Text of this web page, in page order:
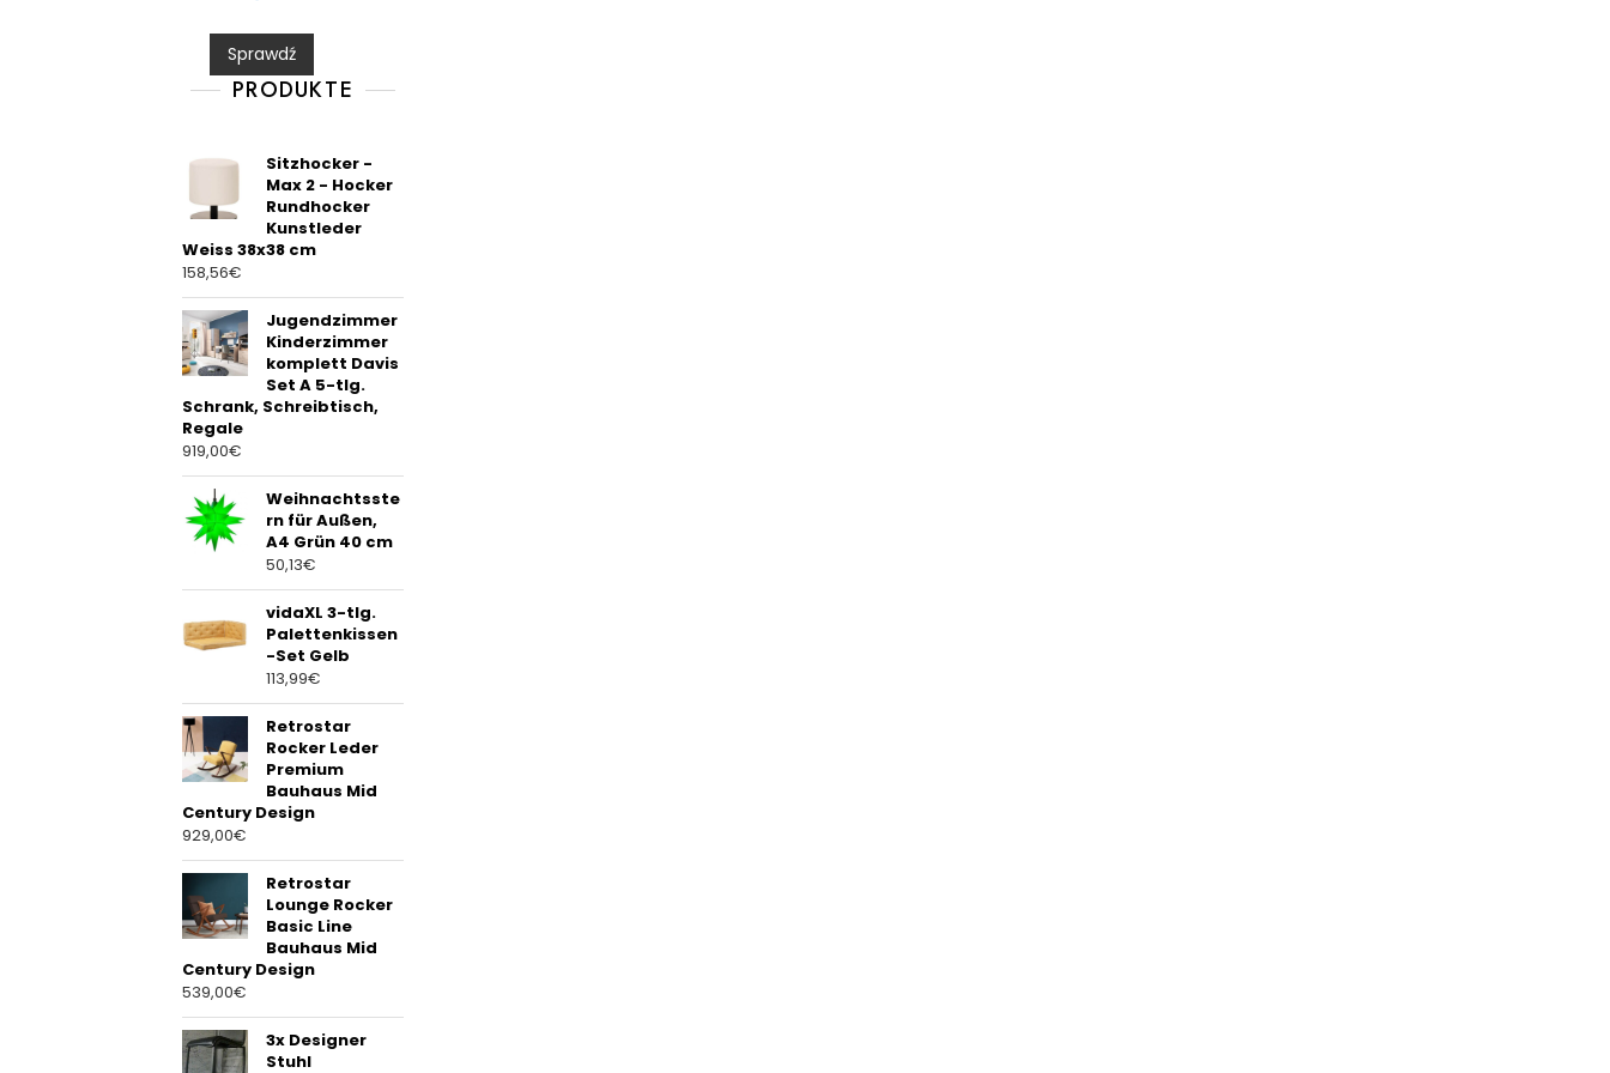
0
o
u
t
Sprawdź
PRODUKTE
Sitzhocker -
Max 2 - Hocker
Rundhocker
Kunstleder
Weiss 38x38 cm
158,56€
Jugendzimmer
Kinderzimmer
komplett Davis
Set A 5-tlg.
Schrank, Schreibtisch,
Regale
919,00€
Weihnachtsste
rn für Außen,
A4 Grün 40 cm
50,13€
vidaXL 3-tlg.
Palettenkissen
-Set Gelb
113,99€
Retrostar
Rocker Leder
Premium
Bauhaus Mid
Century Design
929,00€
Retrostar
Lounge Rocker
Basic Line
Bauhaus Mid
Century Design
539,00€
3x Designer
Stuhl